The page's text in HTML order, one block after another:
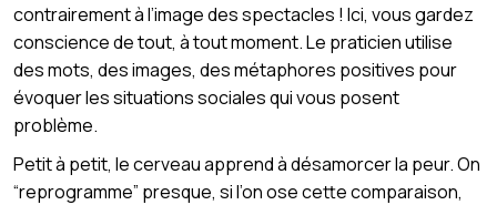
contrairement à l’image des spectacles ! Ici, vous gardez
conscience de tout, à tout moment. Le praticien utilise
des mots, des images, des métaphores positives pour
évoquer les situations sociales qui vous posent
problème.
Petit à petit, le cerveau apprend à désamorcer la peur. On
“reprogramme” presque, si l’on ose cette comparaison,